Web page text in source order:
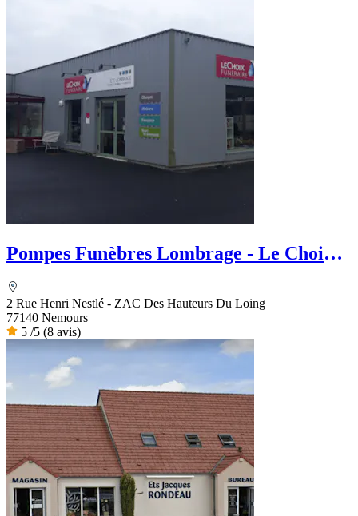
Pompes Funèbres Lombrage - Le Choix
2 Rue Henri Nestlé - ZAC Des Hauteurs Du Loing
77140 Nemours
5 /5 (8 avis)